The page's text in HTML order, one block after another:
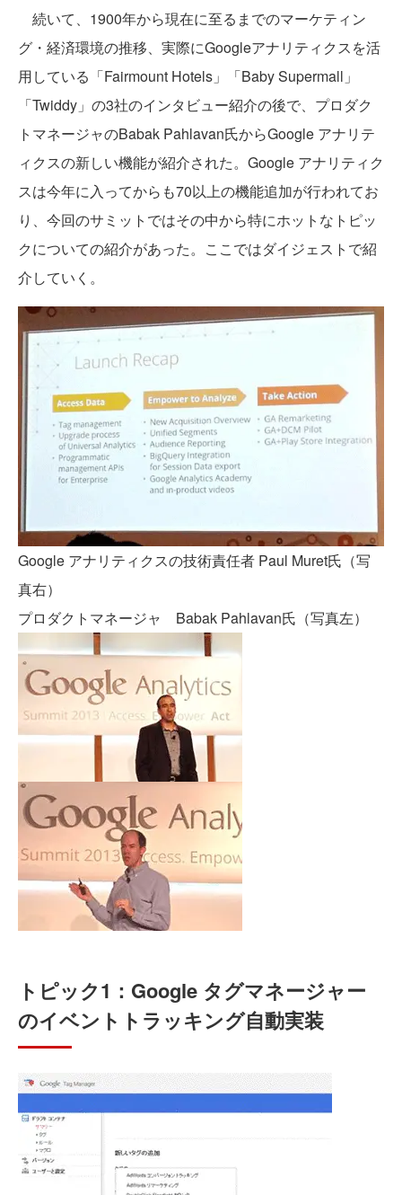
続いて、1900年から現在に至るまでのマーケティン
グ・経済環境の推移、実際にGoogleアナリティクスを活
用している「Fairmount Hotels」「Baby Supermall」
「Twiddy」の3社のインタビュー紹介の後で、プロダク
トマネージャのBabak Pahlavan氏からGoogle アナリテ
ィクスの新しい機能が紹介された。Google アナリティク
スは今年に入ってからも70以上の機能追加が行われてお
り、今回のサミットではその中から特にホットなトピッ
クについての紹介があった。ここではダイジェストで紹
介していく。
Google アナリティクスの技術責任者 Paul Muret氏（写
真右）
プロダクトマネージャ Babak Pahlavan氏（写真左）
トピック1：Google タグマネージャー
のイベントトラッキング自動実装